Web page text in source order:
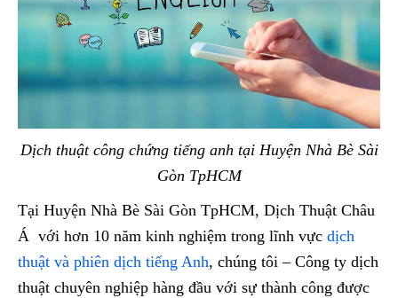
Dịch thuật công chứng tiếng anh tại Huyện Nhà Bè Sài
Gòn TpHCM
Tại Huyện Nhà Bè Sài Gòn TpHCM, Dịch Thuật Châu
Á với hơn 10 năm kinh nghiệm trong lĩnh vực dịch
thuật và phiên dịch tiếng Anh, chúng tôi – Công ty dịch
thuật chuyên nghiệp hàng đầu với sự thành công được